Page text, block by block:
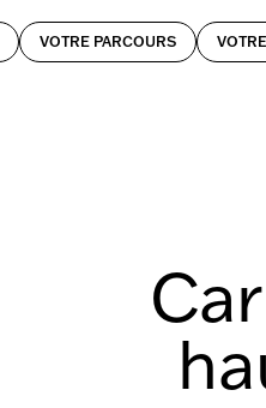
VOTRE PARCOURS